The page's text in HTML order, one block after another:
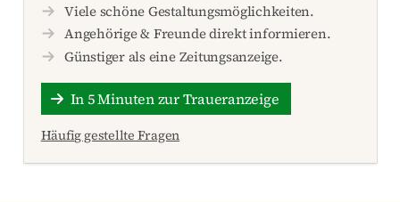
Viele schöne Gestaltungsmöglichkeiten.
Angehörige & Freunde direkt informieren.
Günstiger als eine Zeitungsanzeige.
In 5 Minuten zur Traueranzeige
Häufig gestellte Fragen